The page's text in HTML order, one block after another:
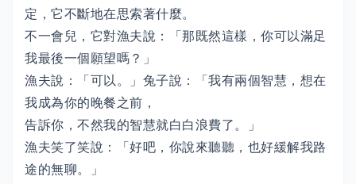
定，它不斷地在思索著什麼。
不一會兒，它對漁夫說：「那既然這樣，你可以滿足
我最後一個願望嗎？」
漁夫說：「可以。」兔子說：「我有兩個智慧，想在
我成為你的晚餐之前，
告訴你，不然我的智慧就白白浪費了。」
漁夫笑了笑說：「好吧，你說來聽聽，也好緩解我路
途的無聊。」